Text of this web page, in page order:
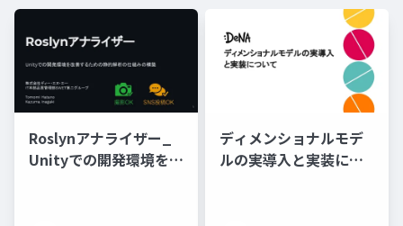
Roslynアナライザー_
Unityでの開発環境を改
ディメンショナルモデ
ルの実導入と実装につ